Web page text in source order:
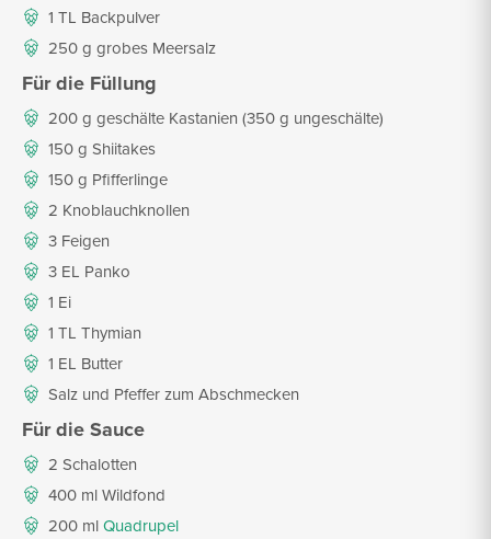
1 TL Backpulver
250 g grobes Meersalz
Für die Füllung
200 g geschälte Kastanien (350 g ungeschälte)
150 g Shiitakes
150 g Pfifferlinge
2 Knoblauchknollen
3 Feigen
3 EL Panko
1 Ei
1 TL Thymian
1 EL Butter
Salz und Pfeffer zum Abschmecken
Für die Sauce
2 Schalotten
400 ml Wildfond
200 mlQuadrupel